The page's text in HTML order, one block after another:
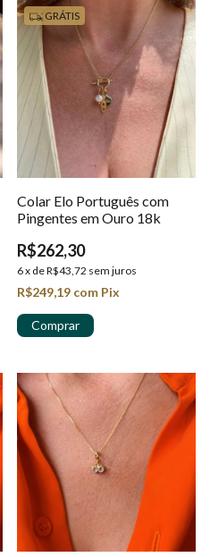
GRÁTIS
Colar Elo Português com
Pingentes em Ouro 18k
R$262,30
6x deR$43,72 sem juros
R$249,19 com Pix